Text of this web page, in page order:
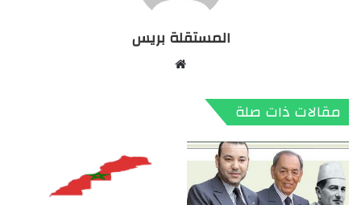
المستقلة بريس
مقالات ذات صلة